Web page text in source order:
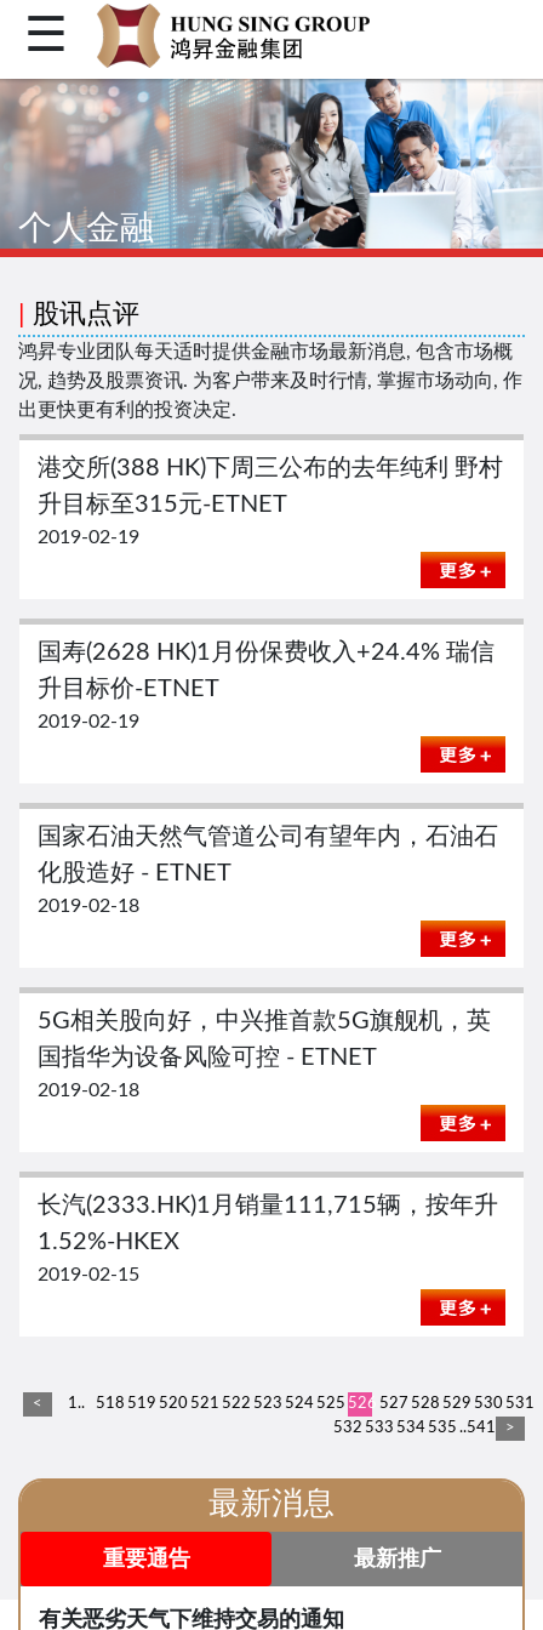
首页
关于我们
机构金融
客户登入
繁体
简体
Facebook
☰
个人金融
股讯点评
鸿昇专业团队每天适时提供金融市场最新消息, 包含市场概
况, 趋势及股票资讯. 为客户带来及时行情, 掌握市场动向, 作
出更快更有利的投资决定.
港交所(388 HK)下周三公布的去年纯利 野村
升目标至315元-ETNET
2019-02-19
国寿(2628 HK)1月份保费收入+24.4% 瑞信
升目标价-ETNET
2019-02-19
国家石油天然气管道公司有望年内，石油石
化股造好 - ETNET
2019-02-18
5G相关股向好，中兴推首款5G旗舰机，英
国指华为设备风险可控 - ETNET
2019-02-18
长汽(2333.HK)1月销量111,715辆，按年升
1.52%-HKEX
2019-02-15
< 1.. 518 519 520 521 522 523 524 525 526 527 528 529 530 531
532 533 534 535 ..541 >
最新消息
重要通告 最新推广
有关恶劣天气下维持交易的通知